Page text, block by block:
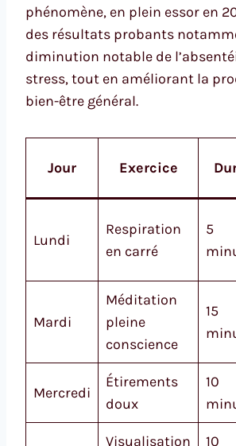
phénomène, en plein essor en
des résultats probants
diminution notable de
stress, tout en améliorant la
bien-être général.
Jour Exercice
Lundi
Respiration
en carré
5
Mardi
Méditation
pleine
conscience
15
Mercredi
Étirements
doux
10
Visualisation 10